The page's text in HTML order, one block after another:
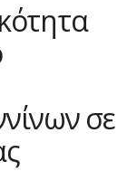
σε